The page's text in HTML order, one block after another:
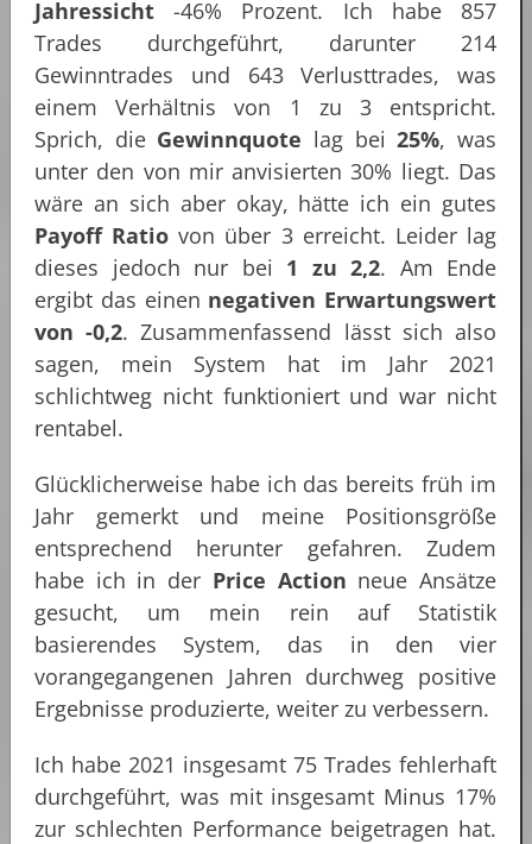
Jahressicht -46% Prozent. Ich habe 857
Trades durchgeführt, darunter 214
Gewinntrades und 643 Verlusttrades, was
einem Verhältnis von 1 zu 3 entspricht.
Sprich, die Gewinnquote lag bei25%, was
unter den von mir anvisierten 30% liegt. Das
wäre an sich aber okay, hätte ich ein gutes
Payoff Ratio von über 3 erreicht. Leider lag
dieses jedoch nur bei 1 zu 2,2. Am Ende
ergibt das einen negativen Erwartungswert
von -0,2. Zusammenfassend lässt sich also
sagen, mein System hat im Jahr 2021
schlichtweg nicht funktioniert und war nicht
rentabel.
Glücklicherweise habe ich das bereits früh im
Jahr gemerkt und meine Positionsgröße
entsprechend herunter gefahren. Zudem
habe ich in der Price Action neue Ansätze
gesucht, um mein rein auf Statistik
basierendes System, das in den vier
vorangegangenen Jahren durchweg positive
Ergebnisse produzierte, weiter zu verbessern.
Ich habe 2021 insgesamt 75 Trades fehlerhaft
durchgeführt, was mit insgesamt Minus 17%
zur schlechten Performance beigetragen hat.